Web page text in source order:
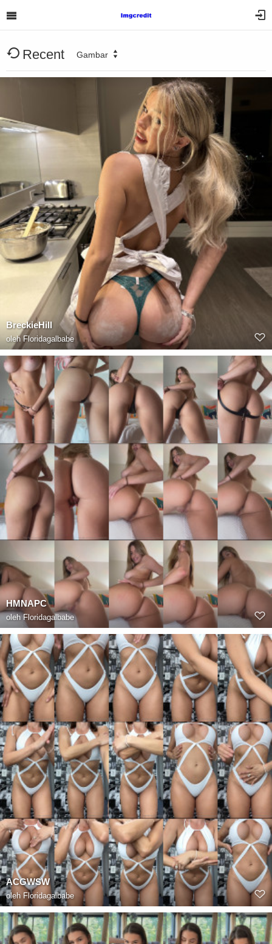
Recent Gambar
BreckieHill
olehFloridagalbabe
HMNAPC
olehFloridagalbabe
ACGWSW
oleh Floridagalbabe